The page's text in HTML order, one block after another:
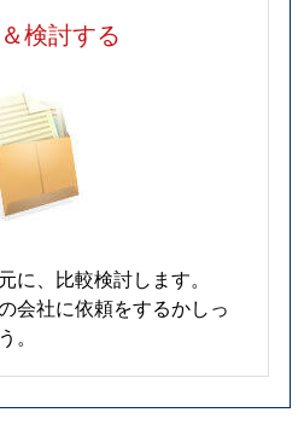
検討する
に、比較検討します。
会社に依頼をするかしっ
。